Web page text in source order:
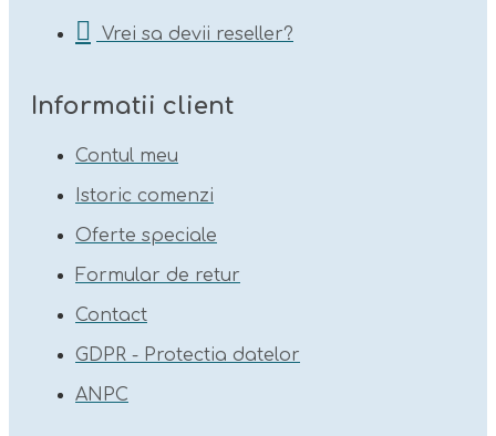
Vrei sa devii reseller?
Informatii client
Contul meu
Istoric comenzi
Oferte speciale
Formular de retur
Contact
GDPR - Protectia datelor
ANPC